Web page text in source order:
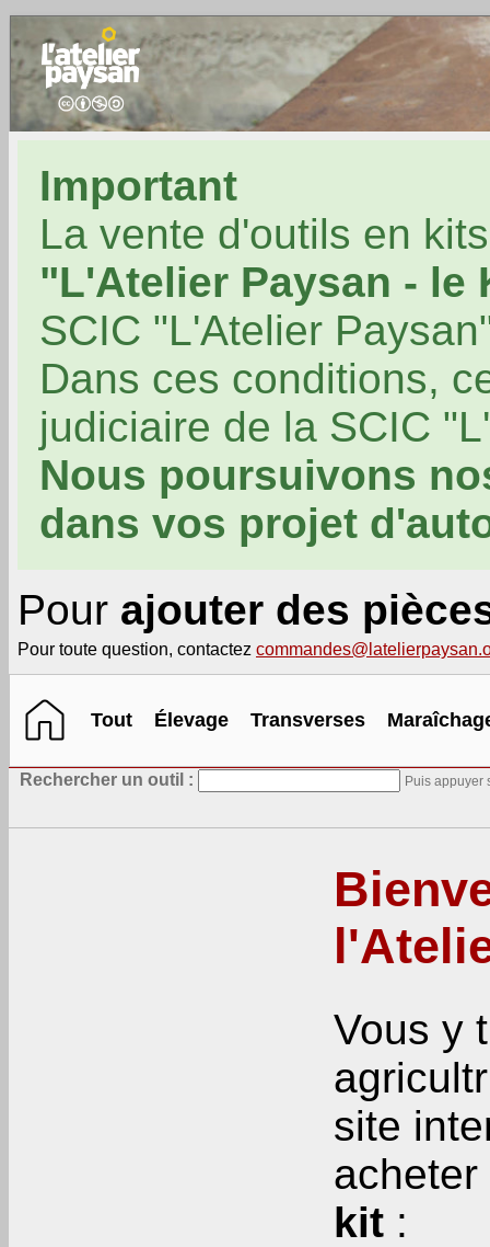
Important
La vente d'outils en
"L'Atelier Paysan - le
SCIC "L'Atelier
Dans ces conditions,
judiciaire de la SCIC
Nous poursuivons
dans vos projet
Pour ajouter des
Pour toute question, contactez
Tout Élevage Transverses
Rechercher un outil : Puis appuyer
Vous y
site
kit :